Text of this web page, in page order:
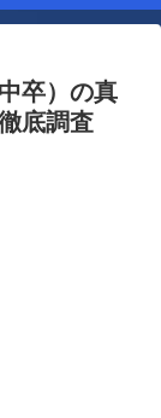
卒）の真
底調査